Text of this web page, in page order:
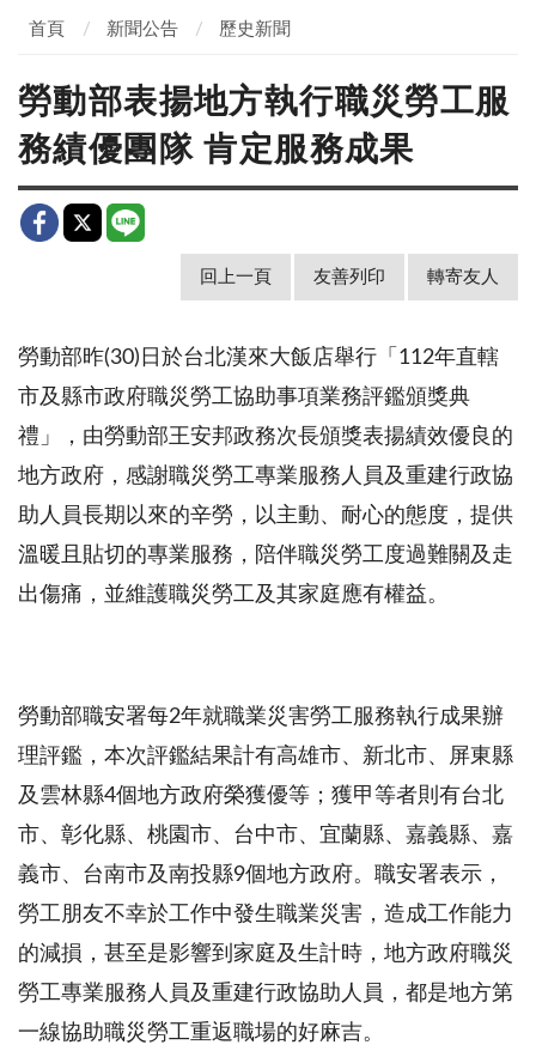
首頁 新聞公告 歷史新聞
勞動部表揚地方執行職災勞工服
務績優團隊 肯定服務成果
回上一頁 友善列印 轉寄友人
勞動部昨(30)日於台北漢來大飯店舉行「112年直轄
市及縣市政府職災勞工協助事項業務評鑑頒獎典
禮」，由勞動部王安邦政務次長頒獎表揚績效優良的
地方政府，感謝職災勞工專業服務人員及重建行政協
助人員長期以來的辛勞，以主動、耐心的態度，提供
溫暖且貼切的專業服務，陪伴職災勞工度過難關及走
出傷痛，並維護職災勞工及其家庭應有權益。
勞動部職安署每2年就職業災害勞工服務執行成果辦
理評鑑，本次評鑑結果計有高雄市、新北市、屏東縣
及雲林縣4個地方政府榮獲優等；獲甲等者則有台北
市、彰化縣、桃園市、台中市、宜蘭縣、嘉義縣、嘉
義市、台南市及南投縣9個地方政府。職安署表示，
勞工朋友不幸於工作中發生職業災害，造成工作能力
的減損，甚至是影響到家庭及生計時，地方政府職災
勞工專業服務人員及重建行政協助人員，都是地方第
一線協助職災勞工重返職場的好麻吉。